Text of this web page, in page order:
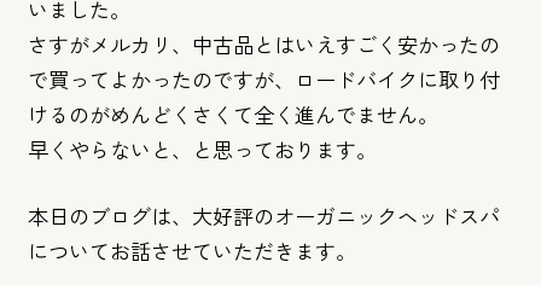
いました。
さすがメルカリ、 中古品とはいえすごく安かったの
で買ってよかったのですが、
ロードバイクに取り付
けるのがめんどくさくて全く進んでません。
早くやらないと、と思っております。
本日のブログは、 大好評のオーガニックヘッドスパ
についてお話させていただきます。